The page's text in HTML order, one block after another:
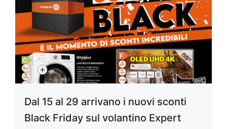
Dal 15 al 29 arrivano i nuovi sconti
Black Friday sul volantino Expert